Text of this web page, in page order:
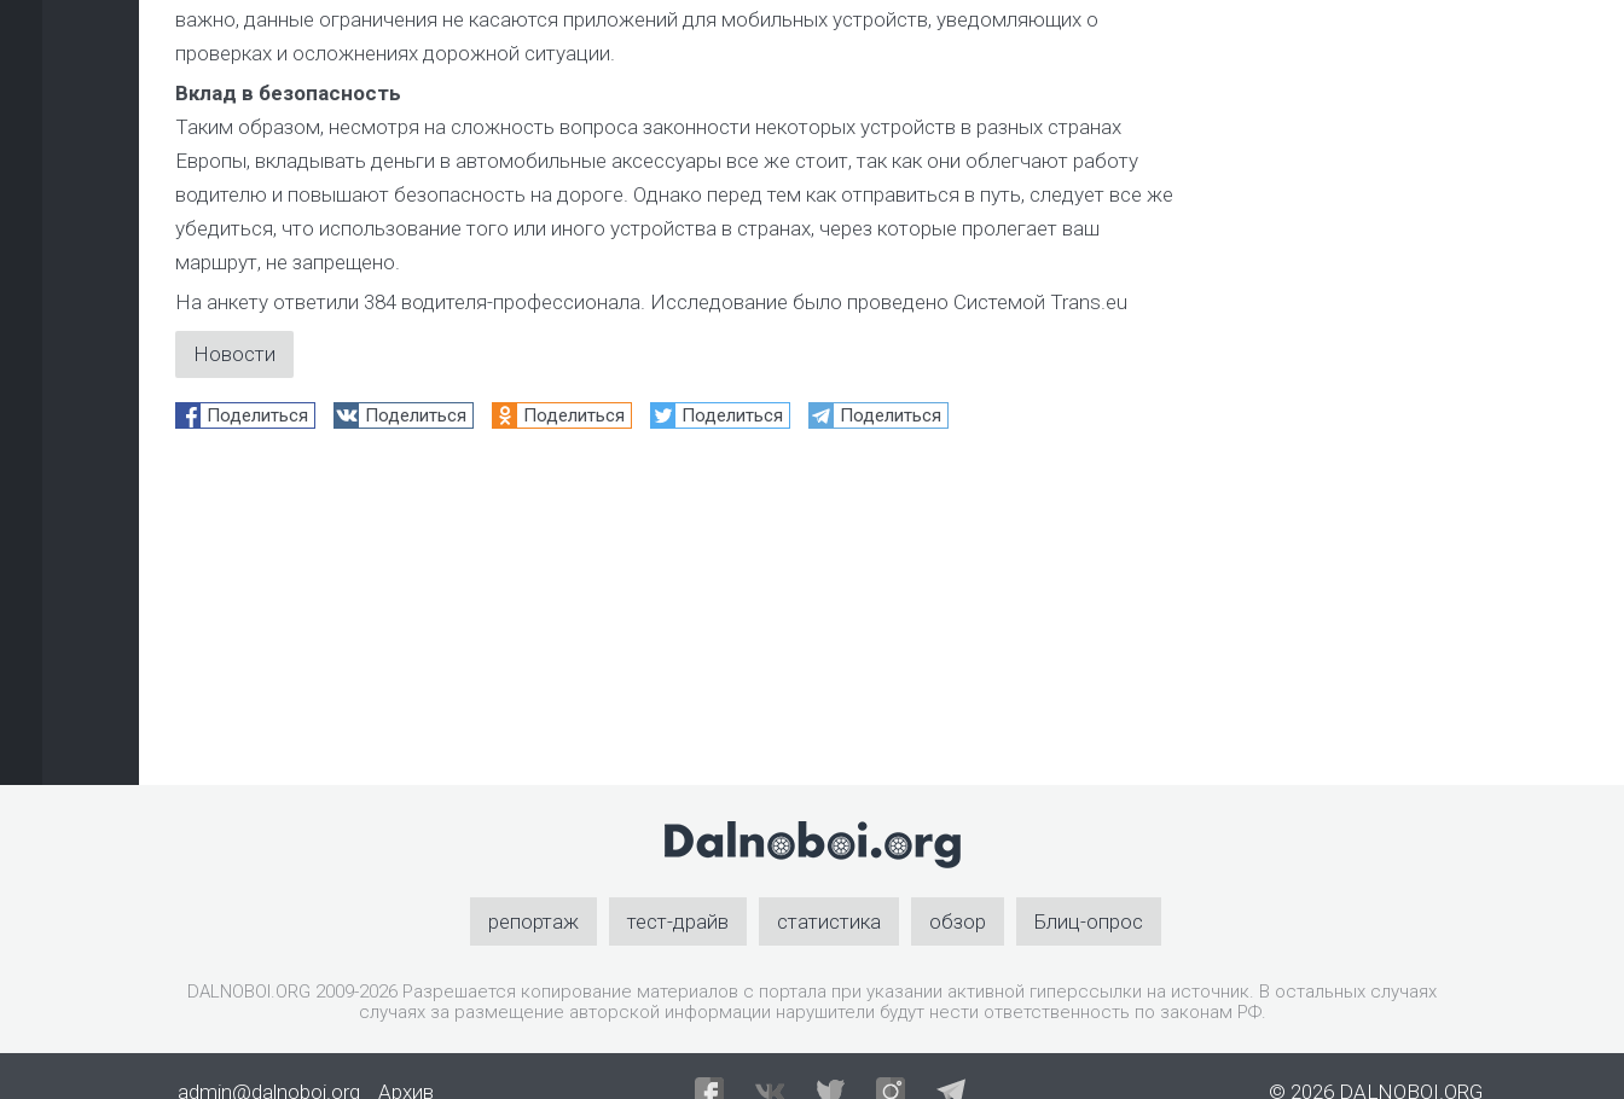
важно, данные ограничения не касаются приложений для мобильных устройств, уведомляющих о
проверках и осложнениях дорожной ситуации.
Вклад в безопасность
Таким образом, несмотря на сложность вопроса законности некоторых устройств в разных странах
Европы, вкладывать деньги в автомобильные аксессуары все же стоит, так как они облегчают работу
водителю и повышают безопасность на дороге. Однако перед тем как отправиться в путь, следует все же
убедиться, что использование того или иного устройства в странах, через которые пролегает ваш
маршрут, не запрещено.
На анкету ответили 384 водителя-профессионала. Исследование было проведено Системой Trans.eu
Новости
Поделиться Поделиться Поделиться Поделиться Поделиться
репортаж тест-драйв статистика обзор Блиц-опрос
DALNOBOI.ORG 2009-2026 Разрешается копирование материалов с портала при указании активной гиперссылки на источник. В остальных случаях
случаях за размещение авторской информации нарушители будут нести ответственность по законам РФ.
admin@dalnoboi.org Архив © 2026 DALNOBOI.ORG